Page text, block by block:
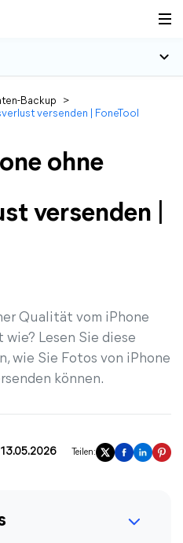
Backup
>
versenden | FoneTool
ohne
versenden |
Qualität vom iPhone
Lesen Sie diese
wie Sie Fotos von iPhone
können.
Teilen: